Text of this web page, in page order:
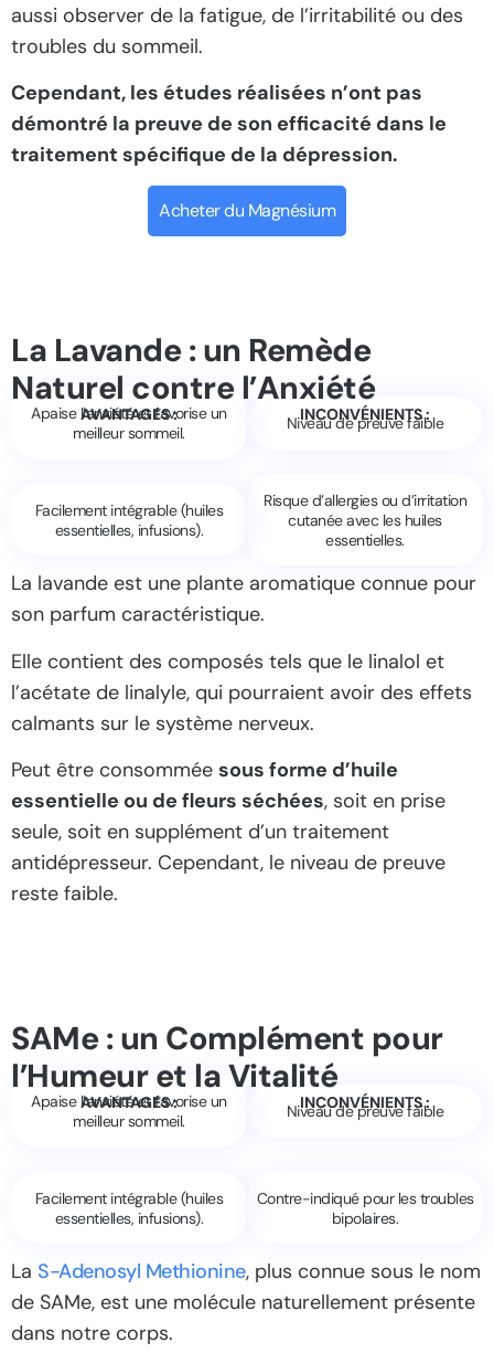
aussi observer de la fatigue, de l’irritabilité ou des
troubles du sommeil.
Cependant, les études réalisées n’ont pas
démontré la preuve de son efficacité dans le
traitement spécifique de la dépression.
Acheter du Magnésium
La Lavande : un Remède
Naturel contre l’Anxiété
AVANTAGES :
Apaise l’anxiété et favorise un
meilleur sommeil.
Facilement intégrable (huiles
essentielles, infusions).
INCONVÉNIENTS :
Niveau de preuve faible
Risque d’allergies ou d’irritation
cutanée avec les huiles
essentielles.
La lavande est une plante aromatique connue pour
son parfum caractéristique.
Elle contient des composés tels que le linalol et
l’acétate de linalyle, qui pourraient avoir des effets
calmants sur le système nerveux.
Peut être consommée sous forme d’huile
essentielle ou de fleurs séchées, soit en prise
seule, soit en supplément d’un traitement
antidépresseur. Cependant, le niveau de preuve
reste faible.
SAMe : un Complément pour
l’Humeur et la Vitalité
AVANTAGES :
Apaise l’anxiété et favorise un
meilleur sommeil.
Facilement intégrable (huiles
essentielles, infusions).
INCONVÉNIENTS :
Niveau de preuve faible
Contre-indiqué pour les troubles
bipolaires.
La S-Adenosyl Methionine, plus connue sous le nom
de SAMe, est une molécule naturellement présente
dans notre corps.